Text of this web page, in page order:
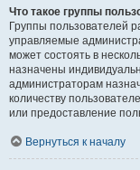
Что такое группы
Группы пользователей
управляемые
может состоять в
назначены
администраторам
количеству
или предоставление
Вернуться к началу